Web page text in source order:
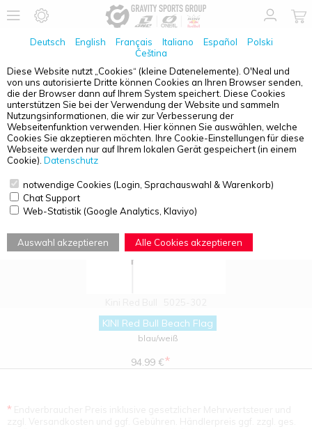
Deutsch English Français Italiano Español
Polski
Čeština
Diese Website nutzt „Cookies“ (kleine Datenelemente). O'Neal und
von uns autorisierte Dritte können Cookies an Ihren Browser senden,
die der Browser dann auf Ihrem System speichert. Diese Cookies
unterstützen Sie bei der Verwendung der Website und sammeln
Nutzungsinformationen, die wir zur Verbesserung der
Webseitenfunktion verwenden. Hier können Sie auswählen, welche
Cookies Sie akzeptieren möchten. Ihre Cookie-Einstellungen für diese
Webseite werden nur auf Ihrem lokalen Gerät gespeichert (in einem
Cookie). Datenschutz
notwendige Cookies (Login, Sprachauswahl & Warenkorb)
Chat Support
Web-Statistik (Google Analytics, Klaviyo)
Auswahl akzeptieren Alle Cookies akzeptieren
PRODUKTÜBERSICHT - WERBEMITTEL
KINI Red Bull Beach Flag
blau/weiß
94.99 €*
*